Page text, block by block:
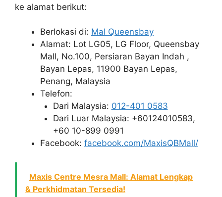
ke alamat berikut:
Berlokasi di: Mal Queensbay
Alamat: Lot LG05, LG Floor, Queensbay
Mall, No.100, Persiaran Bayan Indah ,
Bayan Lepas, 11900 Bayan Lepas,
Penang, Malaysia
Telefon:
Dari Malaysia: 012-401 0583
Dari Luar Malaysia: +60124010583,
+60 10-899 0991
Facebook: facebook.com/MaxisQBMall/
Maxis Centre Mesra Mall: Alamat Lengkap
& Perkhidmatan Tersedia!